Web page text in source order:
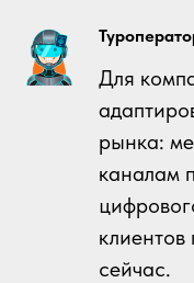
Для
рынка:
каналам
клиентов
сейчас.